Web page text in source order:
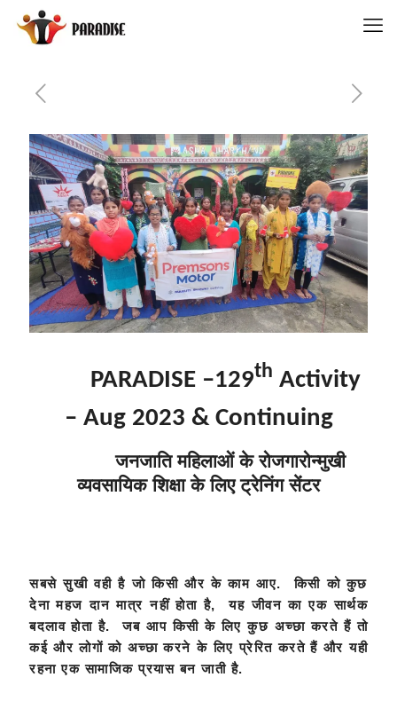
PARADISE –129th Activity
– Aug 2023 & Continuing
जनजाति महिलाओं के रोजगारोन्मुखी
व्यवसायिक शिक्षा के लिए ट्रेनिंग सेंटर
सबसे सुखी वही है जो किसी और के काम आए. किसी को कुछ
देना महज दान मात्र नहीं होता है, यह जीवन का एक सार्थक
बदलाव होता है. जब आप किसी के लिए कुछ अच्छा करते हैं तो
कई और लोगों को अच्छा करने के लिए प्रेरित करते हैं और यही
रहना एक सामाजिक प्रयास बन जाती है.